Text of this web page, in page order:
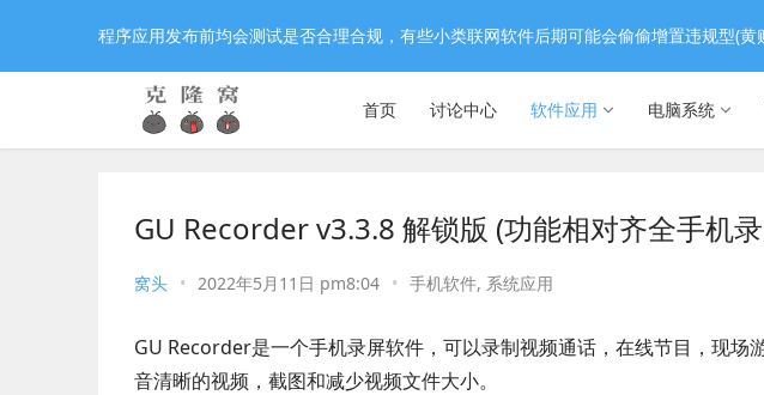
首页 讨论中心 软件应用 电脑系统
GU Recorder v3.3.8 解锁版 (功能相对齐全手机
窝头 • 2022年5月11日 pm8:04 • 手机软件, 系统应用
GU Recorder是一个手机录屏软件，可以录制视频通话，在线节目，现场
音清晰的视频，截图和减少视频文件大小。
程序应用发布前均会测试是否合理合规，有些小类联网软件后期可能会偷偷增置违规型(